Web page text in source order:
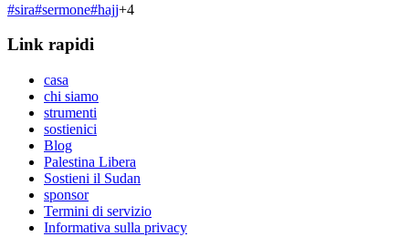
#sira#sermone#hajj+4
Link rapidi
casa
chi siamo
strumenti
sostienici
Blog
Palestina Libera
Sostieni il Sudan
sponsor
Termini di servizio
Informativa sulla privacy